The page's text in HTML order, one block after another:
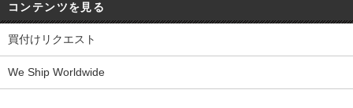
コンテンツを見る
買付けリクエスト
We Ship Worldwide